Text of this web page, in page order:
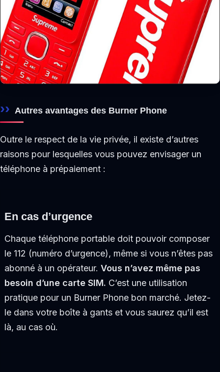
Autres avantages des Burner Phone
Outre le respect de la vie privée, il existe d’autres
raisons pour lesquelles vous pouvez envisager un
téléphone à prépaiement :
En cas d’urgence
Chaque téléphone portable doit pouvoir composer
le 112 (numéro d’urgence), même si vous n’êtes pas
abonné à un opérateur. Vous n’avez même pas
besoin d’une carte SIM. C’est une utilisation
pratique pour un Burner Phone bon marché. Jetez-
le dans votre boîte à gants et vous saurez qu’il est
là, au cas où.